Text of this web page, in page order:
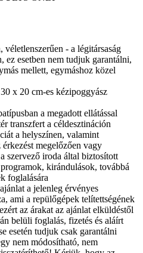
- a légitársaság
esetben nem tudjuk garantálni,
mellett, egymáshoz közel
x 20 cm-es kézipoggyász
a megadott ellátással
transzfert a céldesztináción
a helyszínen, valamint
megelőzően vagy
szervező iroda által biztosított
kirándulások, továbbá
foglalására
a jelenleg érvényes
ami a repülőgépek telítettségének
az árakat az ajánlat elküldéstől
belüli foglalás, fizetés és aláírt
esetén tudjuk csak garantálni
nem módosítható, nem